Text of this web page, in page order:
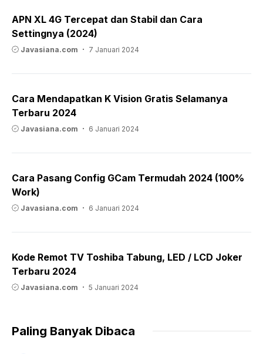
APN XL 4G Tercepat dan Stabil dan Cara
Settingnya (2024)
Javasiana.com 7 Januari 2024
Cara Mendapatkan K Vision Gratis Selamanya
Terbaru 2024
Javasiana.com 6 Januari 2024
Cara Pasang Config GCam Termudah 2024 (100%
Work)
Javasiana.com 6 Januari 2024
Kode Remot TV Toshiba Tabung, LED / LCD Joker
Terbaru 2024
Javasiana.com 5 Januari 2024
Paling Banyak Dibaca